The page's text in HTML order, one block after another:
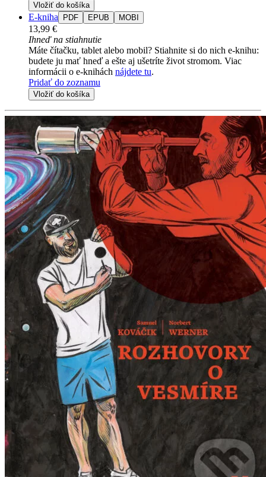
Vložiť do košíka
E-kniha PDF EPUB MOBI
13,99 €
Ihneď na stiahnutie
Máte čítačku, tablet alebo mobil? Stiahnite si do nich e-knihu:
budete ju mať hneď a ešte aj ušetríte život stromom. Viac
informácii o e-knihách nájdete tu.
Pridať do zoznamu
Vložiť do košíka